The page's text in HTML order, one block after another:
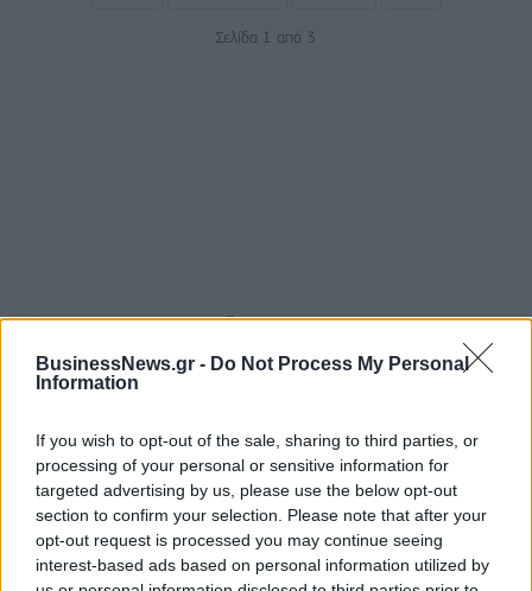
BusinessNews.gr - Do Not Process My Personal
Information
If you wish to opt-out of the sale, sharing to third parties, or
processing of your personal or sensitive information for
targeted advertising by us, please use the below opt-out
section to confirm your selection. Please note that after your
opt-out request is processed you may continue seeing
interest-based ads based on personal information utilized by
Σελίδα 1 από 3
ΡΟΗ ΕΙΔΗΣΕΩΝ
εκατ. ευρώ ο τζίρος
06/08/2026 - 18:10 ΟΙΚΟΝΟΜΙΑ
ΟΠΕΚΑ: Αύριο η δεύτερη πληρωμή των δικαιούχων
του Λογαριασμού Αγροτικής Εστίας
06/08/2026 - 17:40 ΟΙΚΟΝΟΜΙΑ